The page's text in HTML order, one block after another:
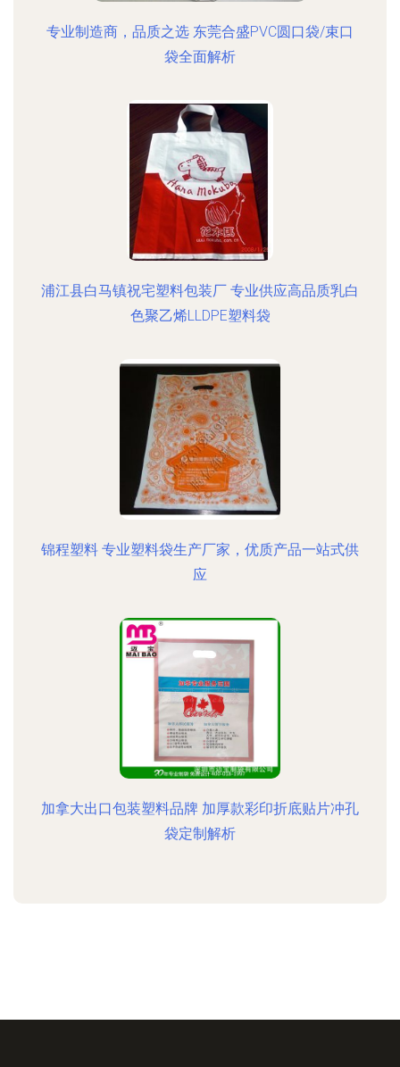
专业制造商，品质之选 东莞合盛PVC圆口袋/束口
袋全面解析
浦江县白马镇祝宅塑料包装厂 专业供应高品质乳白
色聚乙烯LLDPE塑料袋
锦程塑料 专业塑料袋生产厂家，优质产品一站式供
应
加拿大出口包装塑料品牌 加厚款彩印折底贴片冲孔
袋定制解析